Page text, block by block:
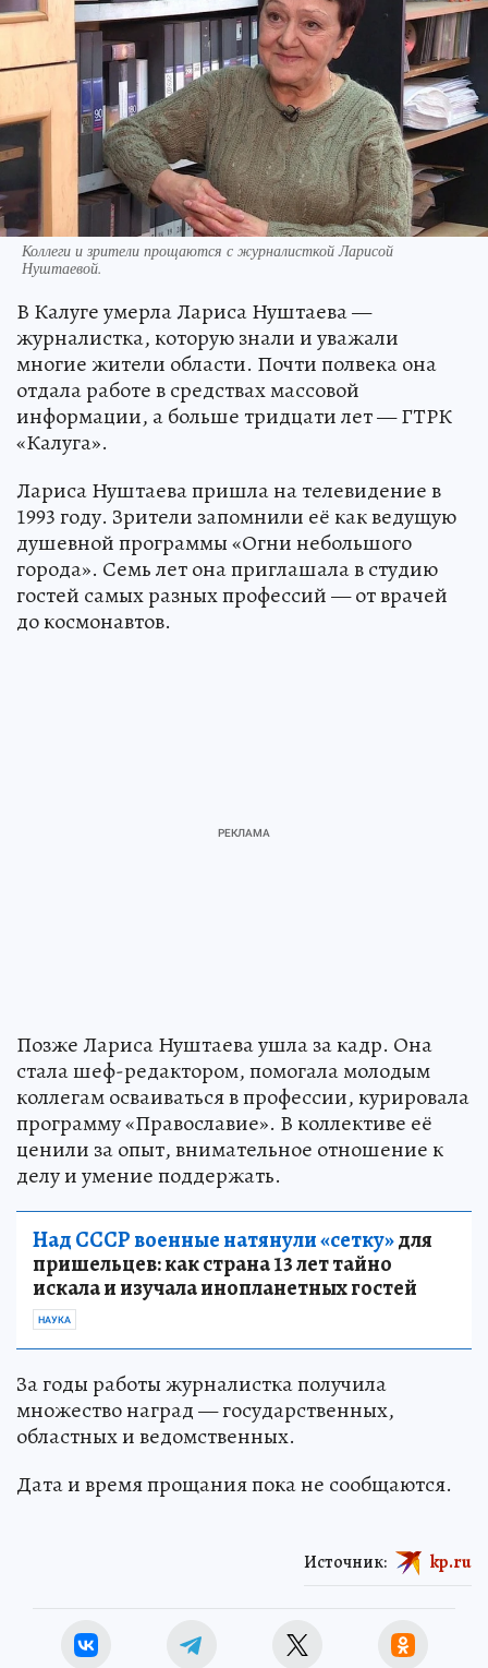
Коллеги и зрители прощаются с журналисткой Ларисой
Нуштаевой.
В Калуге умерла Лариса Нуштаева —
журналистка, которую знали и уважали
многие жители области. Почти полвека она
отдала работе в средствах массовой
информации, а больше тридцати лет — ГТРК
«Калуга».
Лариса Нуштаева пришла на телевидение в
1993 году. Зрители запомнили её как ведущую
душевной программы «Огни небольшого
города». Семь лет она приглашала в студию
гостей самых разных профессий — от врачей
до космонавтов.
Позже Лариса Нуштаева ушла за кадр. Она
стала шеф-редактором, помогала молодым
коллегам осваиваться в профессии, курировала
программу «Православие». В коллективе её
ценили за опыт, внимательное отношение к
делу и умение поддержать.
Над СССР военные натянули «сетку»для
пришельцев: как страна 13 лет тайно
искала и изучала инопланетных гостей
НАУКА
За годы работы журналистка получила
множество наград — государственных,
областных и ведомственных.
Дата и время прощания пока не сообщаются.
Источник: kp.ru